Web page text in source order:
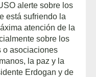
alerte sobre los
está sufriendo la
atención de la
sobre los
o asociaciones
la paz y la
Erdogan y de